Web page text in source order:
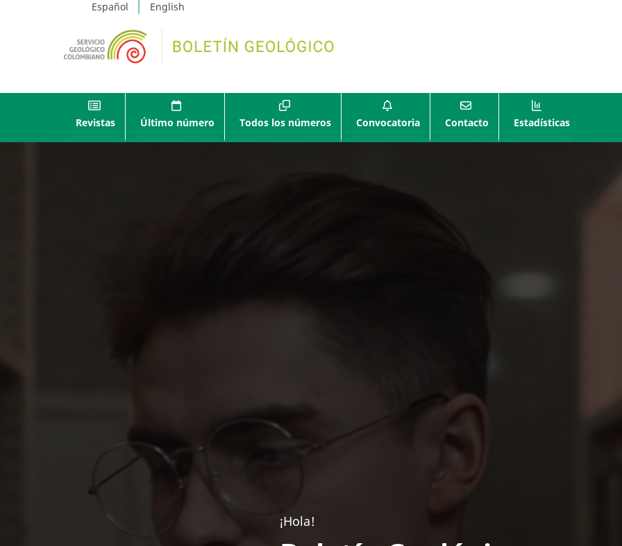
Español English
Revistas Último número Todos los números Convocatoria Contacto Estadísticas
¡Hola!